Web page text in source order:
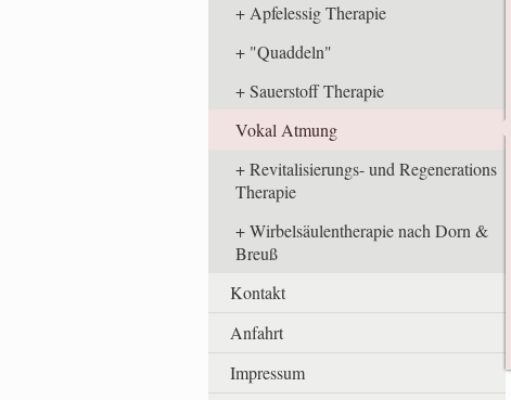
Apfelessig Therapie
"Quaddeln"
Sauerstoff Therapie
Vokal Atmung
Revitalisierungs- und Regenerations
Therapie
Wirbelsäulentherapie nach Dorn &
Breuß
Kontakt
Anfahrt
Impressum